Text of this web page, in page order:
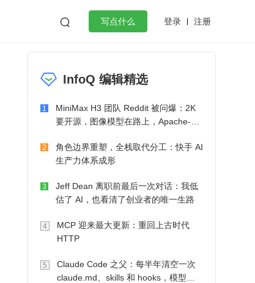
 写点什么 登录 注册
微服务架构 flutter
InfoQ 编辑精选
1
MiniMax H3 团队 Reddit 被问爆：2K
要开源，图像模型在路上，Apache-2.0
2
角色边界重塑，全栈取代分工：快手 AI
生产力体系成形
3
Jeff Dean 离职前最后一次对话：我低
估了 AI，也看清了创业者的唯一生路
4
MCP 迎来最大更新：重回上古时代
HTTP
5
Claude Code 之父：每半年清空一次
claude.md、skills 和 hooks，模型自